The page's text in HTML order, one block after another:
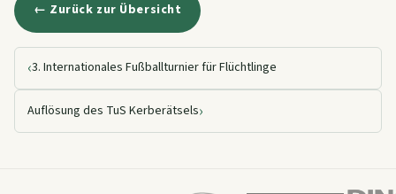
← Zurück zur Übersicht
‹3. Internationales Fußballturnier für Flüchtlinge
Auflösung des TuS Kerberätsels›